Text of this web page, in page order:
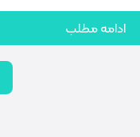
ادامه مطلب